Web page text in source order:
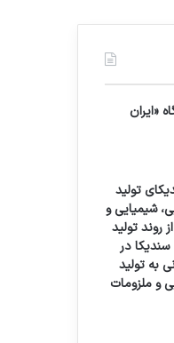
«ایران
تولید
شیمیایی و
روند تولید
سندیکا در
به تولید
و ملزومات